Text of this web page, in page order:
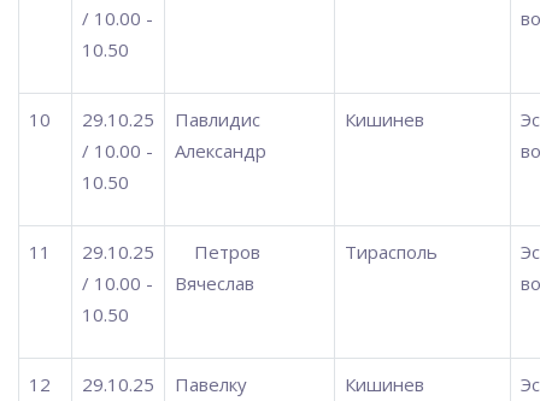
/ 10.00 -
10.50
10
29.10.25
/ 10.00 -
10.50
Павлидис
Александр
Кишинев
11
29.10.25
/ 10.00 -
10.50
Петров
Вячеслав
Тирасполь
12
29.10.25
Павелку
Кишинев